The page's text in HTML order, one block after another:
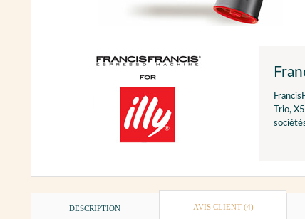
Trio,
DESCRIPTION AVIS CLIENT (4)